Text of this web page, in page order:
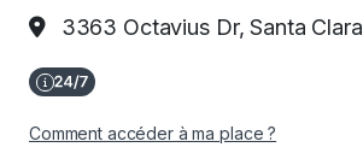
3363 Octavius Dr, Santa Clara
Comment accéder à ma place ?